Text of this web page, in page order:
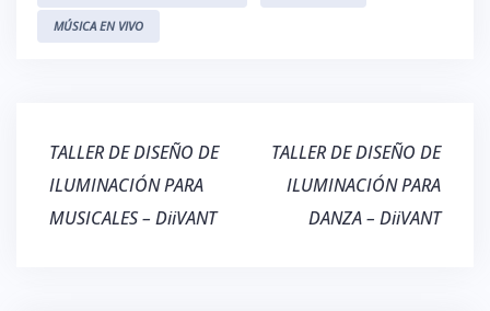
MÚSICA EN VIVO
Navegación
de
entradas
TALLER DE DISEÑO DE
ILUMINACIÓN PARA
MUSICALES – DiiVANT
TALLER DE DISEÑO DE
ILUMINACIÓN PARA
DANZA – DiiVANT